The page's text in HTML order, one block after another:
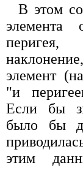
В этом
элемента
элемент
"и
Если бы
было бы
этим